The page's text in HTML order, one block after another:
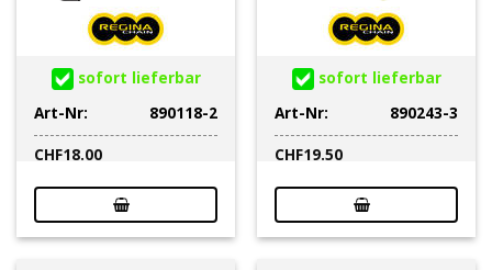
sofort lieferbar
Art-Nr:
890118-2
CHF18.00
sofort lieferbar
Art-Nr:
890243-3
CHF19.50